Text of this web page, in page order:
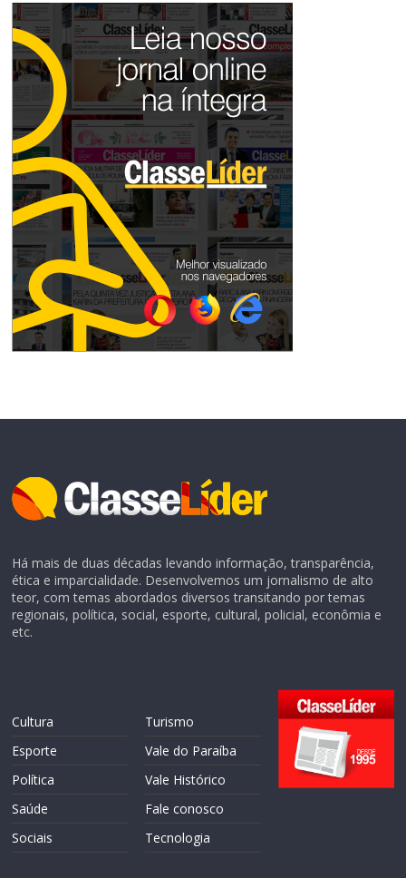
Há mais de duas décadas levando informação, transparência,
ética e imparcialidade. Desenvolvemos um jornalismo de alto
teor, com temas abordados diversos transitando por temas
regionais, política, social, esporte, cultural, policial, econômia e
etc.
Cultura
Esporte
Política
Saúde
Sociais
Turismo
Vale do Paraíba
Vale Histórico
Fale conosco
Tecnologia